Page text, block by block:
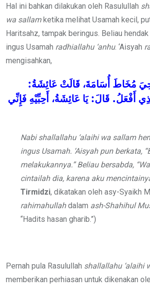
Hal ini bahkan dilakukan oleh Rasulullah
wa sallamketika melihat Usamah kecil,
Haritsahz, tampak beringus. Beliau
ingus Usamah radhiallahu ‘anhu. ‘Aisyah
mengisahkan,
مُخَاطَ أُسَامَةَ، قَالَتْ عَائِشَةُ:
أَفْعَلُ. قَالَ:يَا عَائِشَةُ، أَحِبِّيْهِ فَإِنِّي
Nabishallallahu ‘alaihi wa sallam
ingus Usamah. ‘Aisyah pun berkata,
melakukannya.” Beliau bersabda,
cintailah dia, karena aku
Tirmidzi, dikatakan oleh asy-Syaikh
rahimahullahdalam ash-Shahihul
“Hadits hasan gharib.”)
Pernah pula Rasulullah shallallahu ‘alaihi
memberikan perhiasan untuk dikenakan